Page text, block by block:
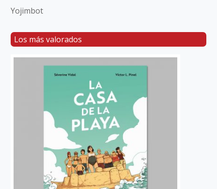
Yojimbot
Los más valorados